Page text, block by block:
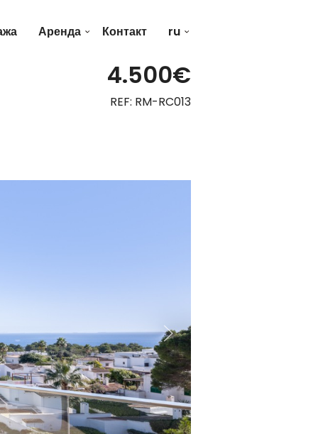
Аренда Контакт ru
4.500€
REF: RM-RC013